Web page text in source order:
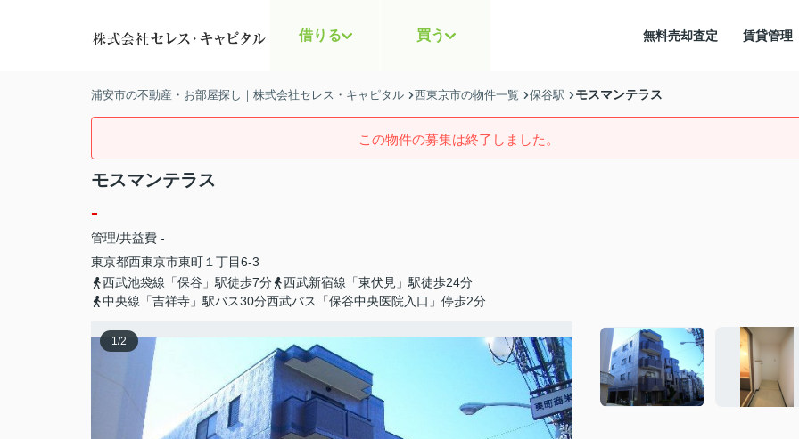
借りる 買う 無料売却査定 賃貸管
浦安市の不動産・お部屋探し｜株式会社セレス・キャピタル 西東京市の物件一覧 保谷駅 モスマンテラス
この物件の募集は終了しました。
モスマンテラス
-
管理/共益費 -
東京都西東京市東町 １丁目6-3
西武池袋線「保谷」駅徒歩7分
西武新宿線「東伏見」駅徒歩24分
中央線「吉祥寺」駅バス30分西武バス「保谷中央医院入口」停歩2分
1/2